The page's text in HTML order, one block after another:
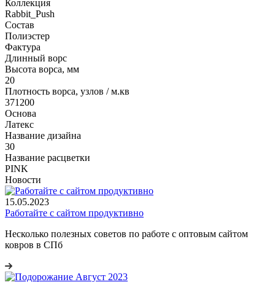
Коллекция
Rabbit_Push
Состав
Полиэстер
Фактура
Длинный ворс
Высота ворса, мм
20
Плотность ворса, узлов / м.кв
371200
Основа
Латекс
Название дизайна
30
Название расцветки
PINK
Новости
15.05.2023
Работайте с сайтом продуктивно
Несколько полезных советов по работе с оптовым сайтом
ковров в СПб